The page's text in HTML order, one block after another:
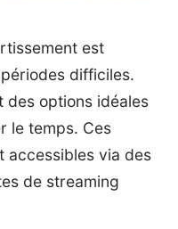
est
difficiles.
des options idéales
le temps. Ces
accessibles via des
de streaming